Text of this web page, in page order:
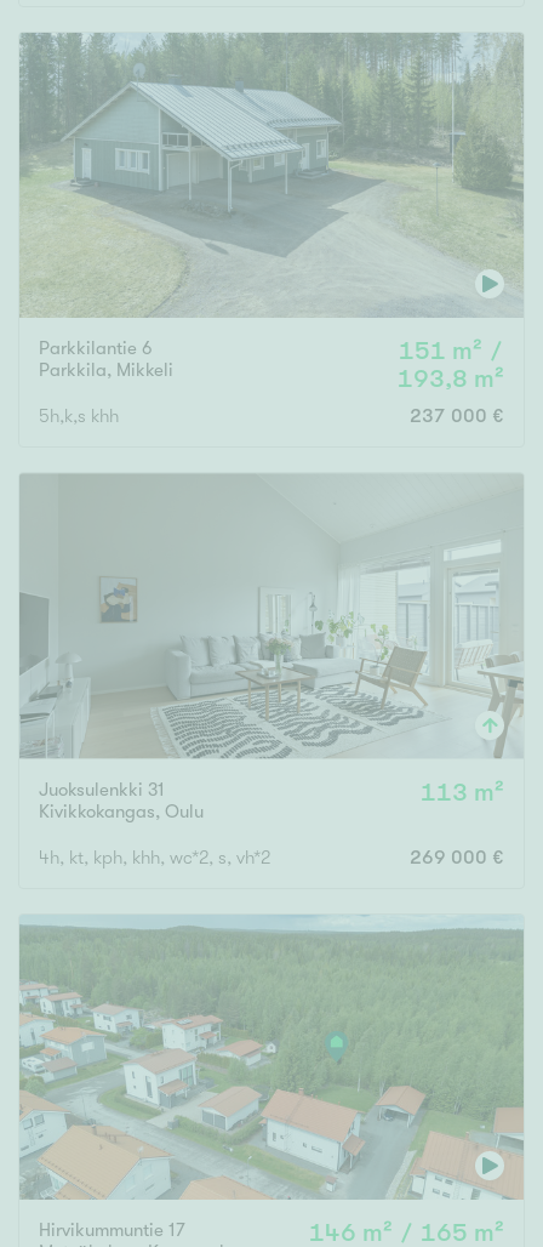
Parkkilantie 6
Parkkila, Mikkeli
151 m² /
193,8 m²
5h,k,s khh 237 000 €
Juoksulenkki 31
Kivikkokangas, Oulu
113 m²
4h, kt, kph, khh, wc*2, s, vh*2 269 000 €
Hirvikummuntie 17
146 m² / 165 m²